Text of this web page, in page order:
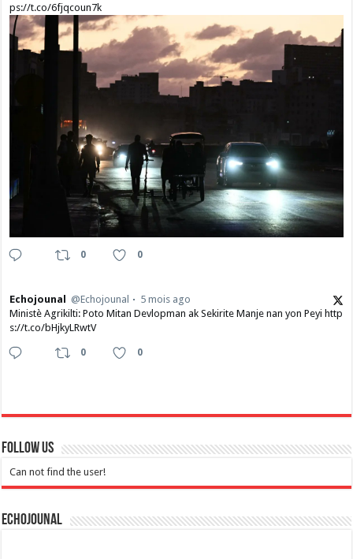
ps://t.co/6fjqcoun7k
0 0
Echojounal @Echojounal
5 mois ago
Ministè Agrikilti: Poto Mitan Devlopman ak Sekirite Manje nan yon Peyi http
s://t.co/bHjkyLRwtV
0 0
Follow Us
Can not find the user!
Echojounal